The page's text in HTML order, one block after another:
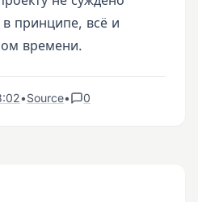
принципе, всё и
времени.
•Source• 0